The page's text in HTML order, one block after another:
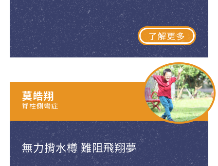
了解更多
無力揹水樽 難阻飛翔夢
莫皓翔
脊柱側彎症